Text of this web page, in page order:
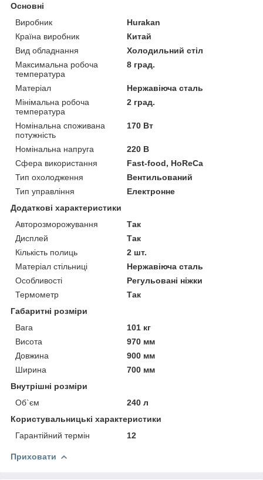
Основні
Виробник
Hurakan
Країна виробник
Китай
Вид обладнання
Холодильний стіл
Максимальна робоча
температура
8 град.
Матеріал
Нержавіюча сталь
Мінімальна робоча
температура
2 град.
Номінальна споживана
потужність
170 Вт
Номінальна напруга
220 В
Сфера використання
Fast-food, HoReCa
Тип охолодження
Вентильований
Тип управління
Електронне
Додаткові характеристики
Авторозморожування
Так
Дисплей
Так
Кількість полиць
2 шт.
Матеріал стільниці
Нержавіюча сталь
Особливості
Регульовані ніжки
Термометр
Так
Габаритні розміри
Вага
101 кг
Висота
970 мм
Довжина
900 мм
Ширина
700 мм
Внутрішні розміри
Об`єм
240 л
Користувальницькі характеристики
Гарантійний термін
12
Приховати